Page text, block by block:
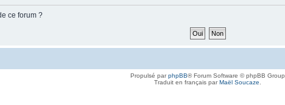
ce forum ?
Propulsé parphpBB® Forum Software © phpBB Group
Traduit en français parMaël Soucaze